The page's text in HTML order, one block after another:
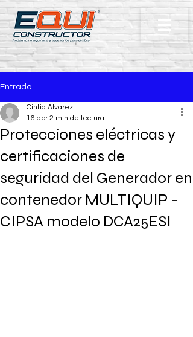
Entrada
Protecciones eléctricas y
certificaciones de
seguridad del Generador en
contenedor MULTIQUIP -
CIPSA modelo DCA25ESI
Cintia Alvarez
16 abr 2 min de lectura